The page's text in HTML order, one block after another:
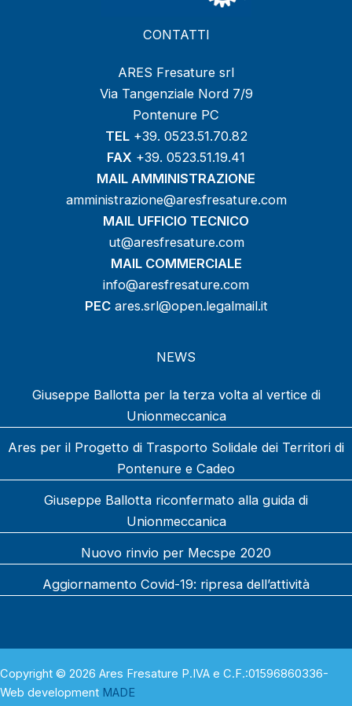
CONTATTI
ARES Fresature srl
Via Tangenziale Nord 7/9
Pontenure PC
TEL+39. 0523.51.70.82
FAX +39. 0523.51.19.41
MAIL AMMINISTRAZIONE
amministrazione@aresfresature.com
MAIL UFFICIO TECNICO
ut@aresfresature.com
MAIL COMMERCIALE
info@aresfresature.com
PECares.srl@open.legalmail.it
NEWS
Giuseppe Ballotta per la terza volta al vertice di
Unionmeccanica
Ares per il Progetto di Trasporto Solidale dei Territori di
Pontenure e Cadeo
Giuseppe Ballotta riconfermato alla guida di
Unionmeccanica
Nuovo rinvio per Mecspe 2020
Aggiornamento Covid-19: ripresa dell’attività
Copyright © 2026 Ares Fresature P.IVA e C.F.:01596860336-
Web development MADE